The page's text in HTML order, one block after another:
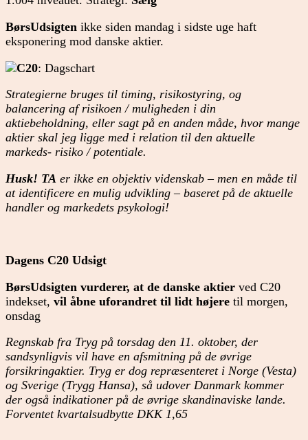
BørsUdsigten ikke siden mandag i sidste uge haft
eksponering mod danske aktier.
C20: Dagschart
Strategierne bruges til timing, risikostyring, og
balancering af risikoen / muligheden i din
aktiebeholdning, eller sagt på en anden måde, hvor mange
aktier skal jeg ligge med i relation til den aktuelle
markeds- risiko / potentiale.
Husk! TA er ikke en objektiv videnskab – men en måde til
at identificere en mulig udvikling – baseret på de aktuelle
handler og markedets psykologi!
Dagens C20 Udsigt
BørsUdsigten vurderer, at de danske aktier ved C20
indekset, vil åbne uforandret til lidt højere til morgen,
onsdag
Regnskab fra Tryg på torsdag den 11. oktober, der
sandsynligvis vil have en afsmitning på de øvrige
forsikringaktier. Tryg er dog repræsenteret i Norge (Vesta)
og Sverige (Trygg Hansa), så udover Danmark kommer
der også indikationer på de øvrige skandinaviske lande.
Forventet kvartalsudbytte DKK 1,65